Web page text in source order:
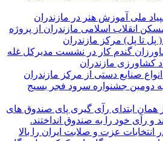
ملی آموزش هنر در مازندران
مسکن انقلاب اسلامی مازندران از پروژه
تا پل) مرکز مازندران
گندم کار در نشست مدیرکل غله
کشاورزی مازندران
دومین جشنواره سرود فجر بسیج
همان ابتدای رآی گیری پای صندوق های
رآی خود را به صندوق انداختند.
عزت و صلابت ایران را بالا